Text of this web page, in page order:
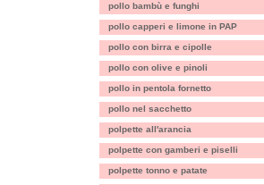
pollo bambù e funghi
pollo capperi e limone in PAP
pollo con birra e cipolle
pollo con olive e pinoli
pollo in pentola fornetto
pollo nel sacchetto
polpette all'arancia
polpette con gamberi e piselli
polpette tonno e patate